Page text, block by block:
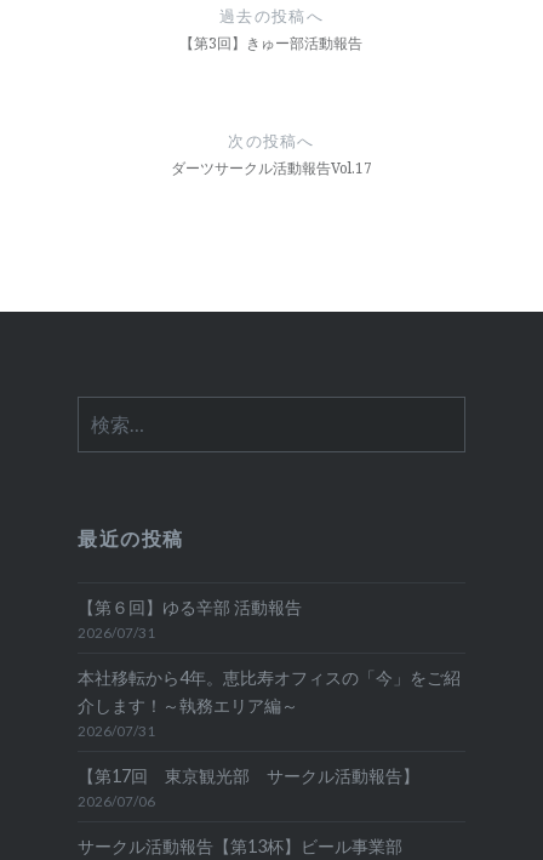
ン
過去の投稿へ
【第3回】きゅー部活動報告
次の投稿へ
ダーツサークル活動報告Vol.17
索:
最近の投稿
【第６回】ゆる辛部 活動報告
2026/07/31
本社移転から4年。恵比寿オフィスの「今」をご紹
介します！～執務エリア編～
2026/07/31
【第17回 東京観光部 サークル活動報告】
2026/07/06
サークル活動報告【第13杯】ビール事業部